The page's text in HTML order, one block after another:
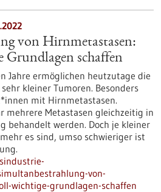
von Hirnmetastasen:
Grundlagen schaffen
Jahre ermöglichen heutzutage die
kleiner Tumoren. Besonders
mit Hirnmetastasen.
mehrere Metastasen gleichzeitig in
behandelt werden. Doch je kleiner
es sind, umso schwieriger ist
von-
wichtige-grundlagen-schaffen